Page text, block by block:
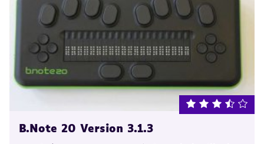
note : 3.5 sur 5
B.Note 20 Version 3.1.3